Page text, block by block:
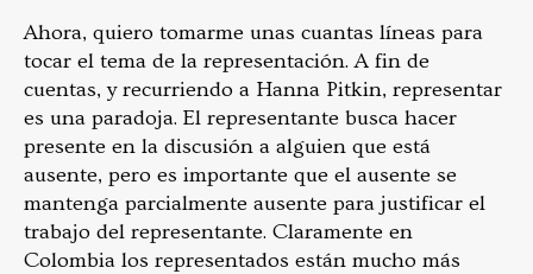
Ahora, quiero tomarme unas cuantas líneas para
tocar el tema de la representación. A fin de
cuentas, y recurriendo a Hanna Pitkin, representar
es una paradoja. El representante busca hacer
presente en la discusión a alguien que está
ausente, pero es importante que el ausente se
mantenga parcialmente ausente para justificar el
trabajo del representante. Claramente en
Colombia los representados están mucho más